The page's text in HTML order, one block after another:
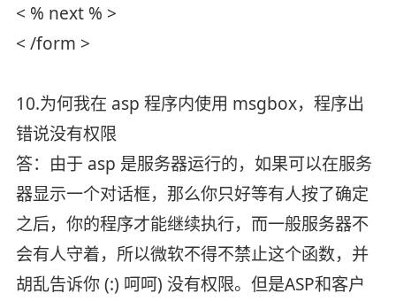
< % next % >
< /form >
10.为何我在 asp 程序内使用 msgbox，程序出
错说没有权限
答：由于 asp 是服务器运行的，如果可以在服务
器显示一个对话框，那么你只好等有人按了确定
之后，你的程序才能继续执行，而一般服务器不
会有人守着，所以微软不得不禁止这个函数，并
胡乱告诉你 (:) 呵呵) 没有权限。但是ASP和客户